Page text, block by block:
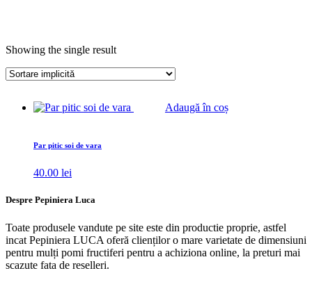
Showing the single result
Adaugă în coș
Par pitic soi de vara
40.00 lei
Despre Pepiniera Luca
Toate produsele vandute pe site este din productie proprie, astfel
incat Pepiniera LUCA oferă clienților o mare varietate de dimensiuni
pentru mulți pomi fructiferi pentru a achiziona online, la preturi mai
scazute fata de reselleri.